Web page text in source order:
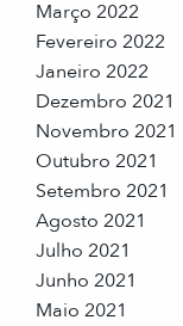
Março 2022
Fevereiro 2022
Janeiro 2022
Dezembro 2021
Novembro 2021
Outubro 2021
Setembro 2021
Agosto 2021
Julho 2021
Junho 2021
Maio 2021